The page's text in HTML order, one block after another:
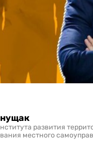
развития
местного